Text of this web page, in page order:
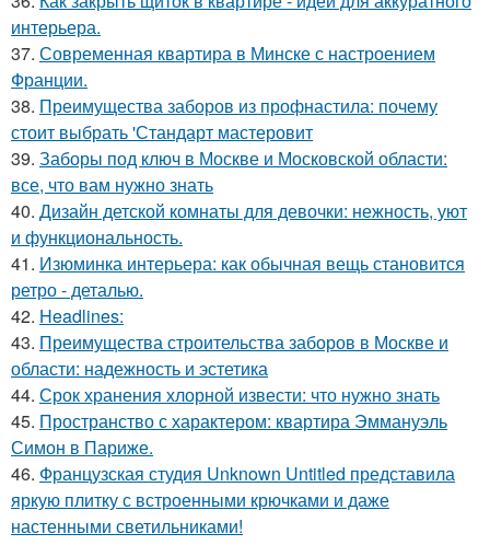
интерьера.
37. Современная квартира в Минске с настроением
Франции.
38. Преимущества заборов из профнастила: почему
стоит выбрать 'Стандарт мастеровит
39. Заборы под ключ в Москве и Московской области:
все, что вам нужно знать
40. Дизайн детской комнаты для девочки: нежность, уют
и функциональность.
41. Изюминка интерьера: как обычная вещь становится
ретро - деталью.
42. Headlines:
43. Преимущества строительства заборов в Москве и
области: надежность и эстетика
44. Срок хранения хлорной извести: что нужно знать
45. Пространство с характером: квартира Эммануэль
Симон в Париже.
46. Французская студия Unknown Untitled представила
яркую плитку с встроенными крючками и даже
настенными светильниками!